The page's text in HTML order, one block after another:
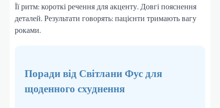
Її ритм: короткі речення для акценту. Довгі пояснення
деталей. Результати говорять: пацієнти тримають вагу
роками.
Поради від Світлани Фус для
щоденного схуднення